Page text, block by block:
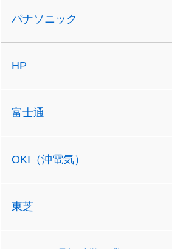
パナソニック
HP
富士通
OKI（沖電気）
東芝